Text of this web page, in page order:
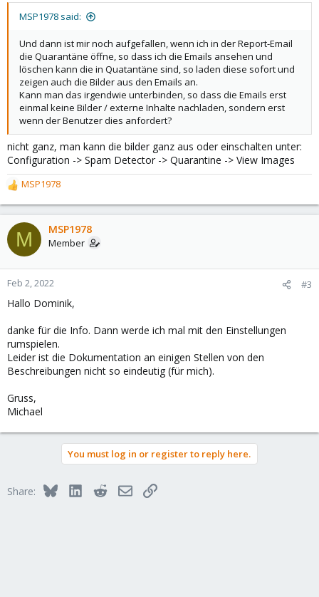
MSP1978 said:
Und dann ist mir noch aufgefallen, wenn ich in der Report-Email
die Quarantäne öffne, so dass ich die Emails ansehen und
löschen kann die in Quatantäne sind, so laden diese sofort und
zeigen auch die Bilder aus den Emails an.
Kann man das irgendwie unterbinden, so dass die Emails erst
einmal keine Bilder / externe Inhalte nachladen, sondern erst
wenn der Benutzer dies anfordert?
nicht ganz, man kann die bilder ganz aus oder einschalten unter:
Configuration -> Spam Detector -> Quarantine -> View Images
R
e
a
c
t
o
n
:
MSP1978
M MSP1978
Member
Feb 2, 2022 #3
Hallo Dominik,
danke für die Info. Dann werde ich mal mit den Einstellungen
rumspielen.
Leider ist die Dokumentation an einigen Stellen von den
Beschreibungen nicht so eindeutig (für mich).
Gruss,
Michael
You must log in or register to reply here.
Share: BlueskyLinkedInRedditEmailLink